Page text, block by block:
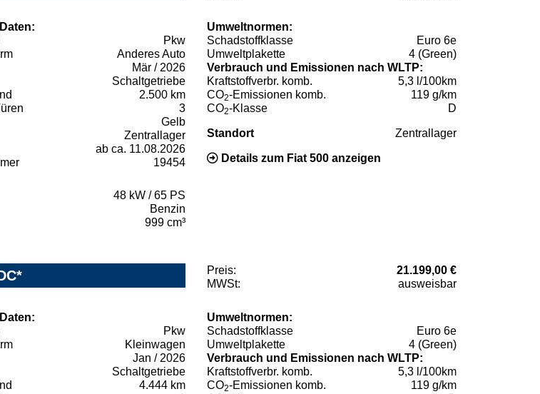
Pkw
Anderes Auto
Mär / 2026
Schaltgetriebe
2.500 km
3
Gelb
Zentrallager
ab ca. 11.08.2026
19454
48 kW / 65 PS
Benzin
999 cm³
Umweltnormen:
Schadstoffklasse
Euro 6e
Umweltplakette
4 (Green)
Verbrauch und Emissionen nach WLTP:
Kraftstoffverbr. komb.
5,3 l/100km
CO2-Emissionen komb.
119 g/km
CO2-Klasse D
Standort Zentrallager
Details zum Fiat 500 anzeigen
Preis:
21.199,00 €
MWSt:
ausweisbar
Pkw
Kleinwagen
Jan / 2026
Schaltgetriebe
4.444 km
Umweltnormen:
Schadstoffklasse
Euro 6e
Umweltplakette
4 (Green)
Verbrauch und Emissionen nach WLTP:
Kraftstoffverbr. komb.
5,3 l/100km
CO2-Emissionen komb.
119 g/km